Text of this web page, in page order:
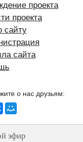
проекта
проекта
сайту
сайта
о нас друзьям:
эфир